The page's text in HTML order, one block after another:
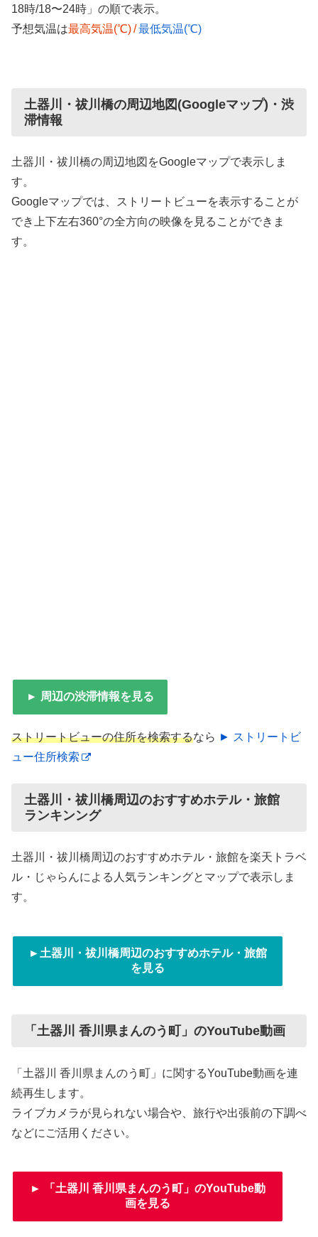
18時/18〜24時」の順で表示。
予想気温は最高気温(℃)/最低気温(℃)
土器川・祓川橋の周辺地図(Googleマップ)・渋
滞情報
土器川・祓川橋の周辺地図をGoogleマップで表示しま
す。
Googleマップでは、ストリートビューを表示することが
でき上下左右360°の全方向の映像を見ることができま
す。
► 周辺の渋滞情報を見る
ストリートビューの住所を検索するなら ► ストリートビ
ュー住所検索
土器川・祓川橋周辺のおすすめホテル・旅館
ランキンング
土器川・祓川橋周辺のおすすめホテル・旅館を楽天トラベ
ル・じゃらんによる人気ランキングとマップで表示しま
す。
►土器川・祓川橋周辺のおすすめホテル・旅館
を見る
「土器川 香川県まんのう町」のYouTube動画
「土器川 香川県まんのう町」に関するYouTube動画を連
続再生します。
ライブカメラが見られない場合や、旅行や出張前の下調べ
などにご活用ください。
► 「土器川 香川県まんのう町」のYouTube動
画を見る